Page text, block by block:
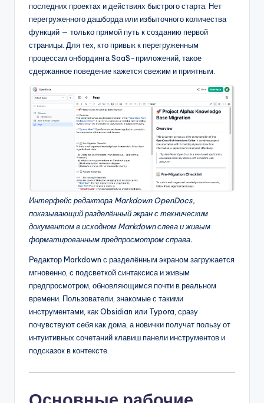
последних проектах и действиях быстрого старта. Нет
перегруженного дашборда или избыточного количества
функций — только прямой путь к созданию первой
страницы. Для тех, кто привык к перегруженным
процессам онбординга SaaS-приложений, такое
сдержанное поведение кажется свежим и приятным.
Интерфейс редактора Markdown OpenDocs,
показывающий разделённый экран с техническим
документом в исходном Markdown слева и живым
форматированным предпросмотром справа.
Редактор Markdown с разделённым экраном загружается
мгновенно, с подсветкой синтаксиса и живым
предпросмотром, обновляющимся почти в реальном
времени. Пользователи, знакомые с такими
инструментами, как Obsidian или Typora, сразу
почувствуют себя как дома, а новички получат пользу от
интуитивных сочетаний клавиш панели инструментов и
подсказок в контексте.